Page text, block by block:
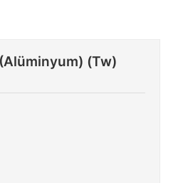
(Tw)